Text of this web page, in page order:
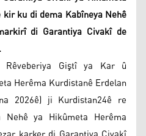
ku di dema Kabîneya Nehê
di Garantiya Civakî de
Giştî ya Kar û
Herêma Kurdistanê Erdelan
2026ê) ji Kurdistan24ê re
Nehê ya Hikûmeta Herêma